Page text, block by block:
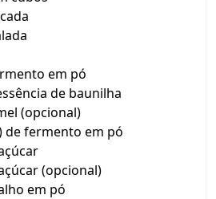
em pó
de baunilha
(opcional)
de fermento em pó
(opcional)
em pó